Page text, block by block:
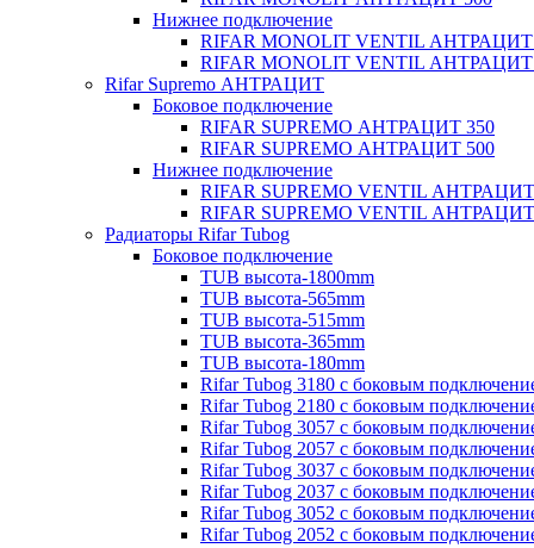
Нижнее подключение
RIFAR MONOLIT VENTIL АНТРАЦИТ
RIFAR MONOLIT VENTIL АНТРАЦИТ
Rifar Supremo АНТРАЦИТ
Боковое подключение
RIFAR SUPREMO АНТРАЦИТ 350
RIFAR SUPREMO АНТРАЦИТ 500
Нижнее подключение
RIFAR SUPREMO VENTIL
RIFAR SUPREMO VENTIL
Радиаторы Rifar Tubog
Боковое подключение
TUB высота-1800mm
TUB высота-565mm
TUB высота-515mm
TUB высота-365mm
TUB высота-180mm
Rifar Tubog 3180 с боковым
Rifar Tubog 2180 с боковым
Rifar Tubog 3057 с боковым
Rifar Tubog 2057 с боковым
Rifar Tubog 3037 с боковым
Rifar Tubog 2037 с боковым
Rifar Tubog 3052 с боковым
Rifar Tubog 2052 с боковым